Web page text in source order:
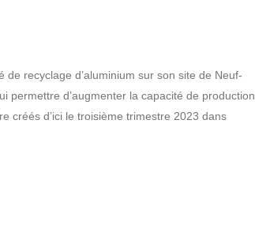
recyclage d’aluminium sur son site de Neuf-
permettre d’augmenter la capacité de production
créés d’ici le troisième trimestre 2023 dans